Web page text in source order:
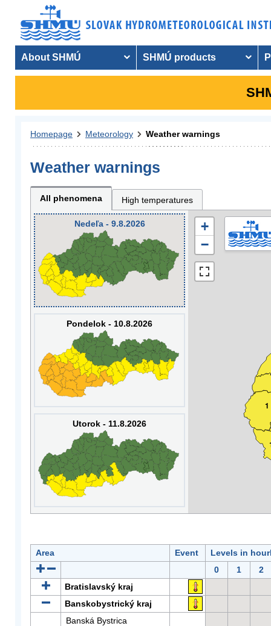
About SHMÚ SHMÚ products
Homepage Meteorology Weather warnings
Weather warnings
All phenomena High temperatures
Nedeľa - 9.8.2026
Pondelok - 10.8.2026
Utorok - 11.8.2026
1
+
−
Area Event
Levels in
0
1
2
Bratislavský kraj
Banskobystrický kraj
Banská Bystrica